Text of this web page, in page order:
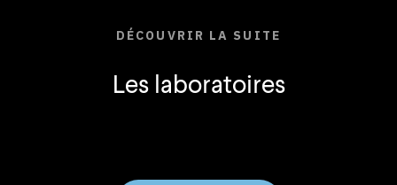
DÉCOUVRIR LA SUITE
Les laboratoires